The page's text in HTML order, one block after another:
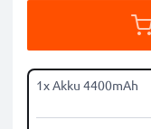
1x Akku 4400mAh